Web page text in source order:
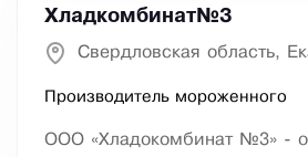
Хладкомбинат№3
Свердловская область,
Производитель мороженного
ООО «Хладокомбинат №3» -